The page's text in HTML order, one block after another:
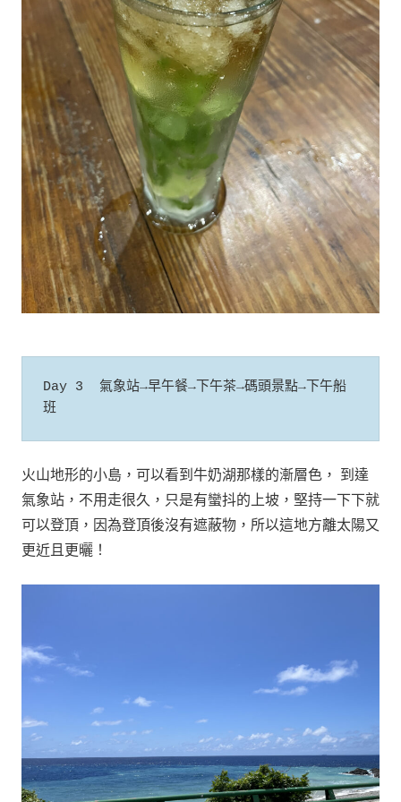
Day 3  氣象站→早午餐→下午茶→碼頭景點→下午船
班
火山地形的小島，可以看到牛奶湖那樣的漸層色， 到達
氣象站，不用走很久，只是有蠻抖的上坡，堅持一下下就
可以登頂，因為登頂後沒有遮蔽物，所以這地方離太陽又
更近且更曬！